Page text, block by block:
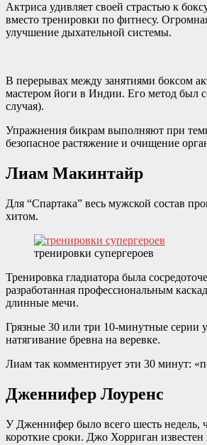
Актриса удивляет своей страстью к
вместо тренировки по фитнесу.
улучшение дыхательной системы.
В перерывах между занятиями боксом
мастером йоги в Индии. Его метод был
случая).
Упражнения бикрам выполняют при
безопасное растяжение и очищение
Лиам Макинтайр
Для “Спартака” весь мужской состав
хитом.
тренировки супергероев
Тренировка гладиатора была
разработанная профессиональным
длинные мечи.
Грязные 30 или три 10-минутные серии
натягивание бревна на веревке.
Лиам так комментирует эти 30 минут:
Дженнифер Лоуренс
У Дженнифер было всего шесть недель,
короткие сроки. Джо Хорриган